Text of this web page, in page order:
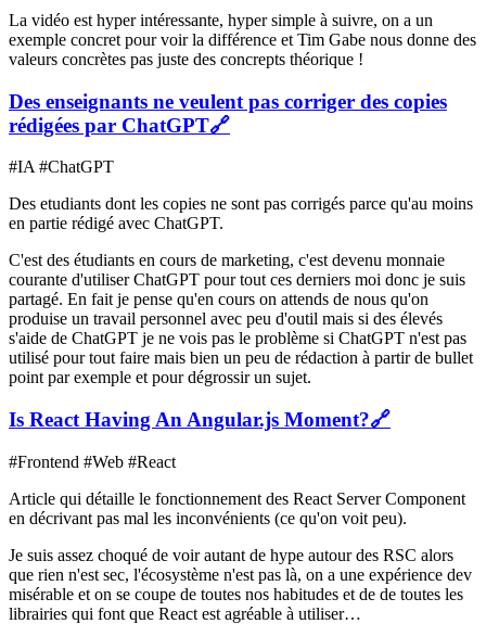
La vidéo est hyper intéressante, hyper simple à suivre, on a un
exemple concret pour voir la différence et Tim Gabe nous donne des
valeurs concrètes pas juste des concrepts théorique !
Des enseignants ne veulent pas corriger des copies
rédigées par ChatGPT🔗
#IA #ChatGPT
Des etudiants dont les copies ne sont pas corrigés parce qu'au moins
en partie rédigé avec ChatGPT.
C'est des étudiants en cours de marketing, c'est devenu monnaie
courante d'utiliser ChatGPT pour tout ces derniers moi donc je suis
partagé. En fait je pense qu'en cours on attends de nous qu'on
produise un travail personnel avec peu d'outil mais si des élevés
s'aide de ChatGPT je ne vois pas le problème si ChatGPT n'est pas
utilisé pour tout faire mais bien un peu de rédaction à partir de bullet
point par exemple et pour dégrossir un sujet.
Is React Having An Angular.js Moment?🔗
#Frontend #Web #React
Article qui détaille le fonctionnement des React Server Component
en décrivant pas mal les inconvénients (ce qu'on voit peu).
Je suis assez choqué de voir autant de hype autour des RSC alors
que rien n'est sec, l'écosystème n'est pas là, on a une expérience dev
misérable et on se coupe de toutes nos habitudes et de de toutes les
librairies qui font que React est agréable à utiliser…